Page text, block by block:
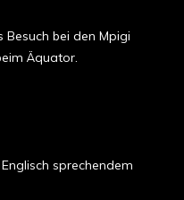
bei den Mpigi
Äquator.
sprechendem